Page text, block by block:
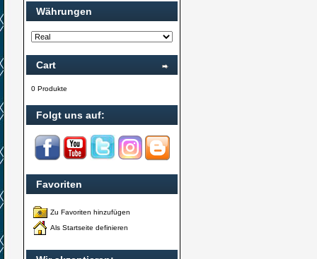
Währungen
Cart
0 Produkte
Folgt uns auf:
Favoriten
Zu Favoriten hinzufügen
Als Startseite definieren